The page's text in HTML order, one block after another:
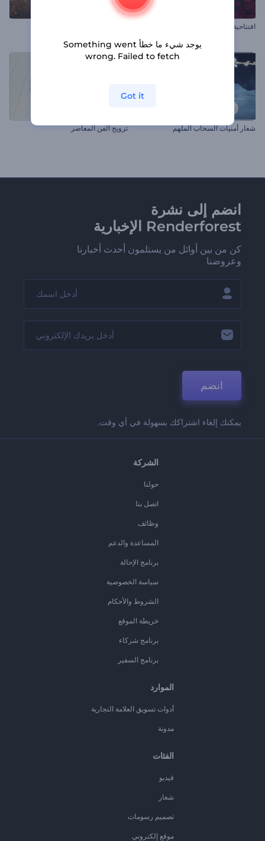
افتتاحية إطار صور الحب
شعار أمنيات السحاب الملهم ترويج الفن المعاصر
انضم إلى نشرة
Renderforest الإخبارية
كن من بين أوائل من يستلمون أحدث أخبارنا
وعروضنا
انضم
يمكنك إلغاء اشتراكك بسهولة في أي وقت.
الشركة
حولنا
اتصل بنا
وظائف
المساعدة والدعم
برنامج الإحالة
سياسة الخصوصية
الشروط والأحكام
خريطة الموقع
برنامج شركاء
برنامج السفير
الموارد
أدوات تسويق العلامة التجارية
مدونة
الفئات
فيديو
شعار
تصميم رسومات
موقع إلكتروني
يوجد شيء ما خطأ Something went
wrong. Failed to fetch
Got it